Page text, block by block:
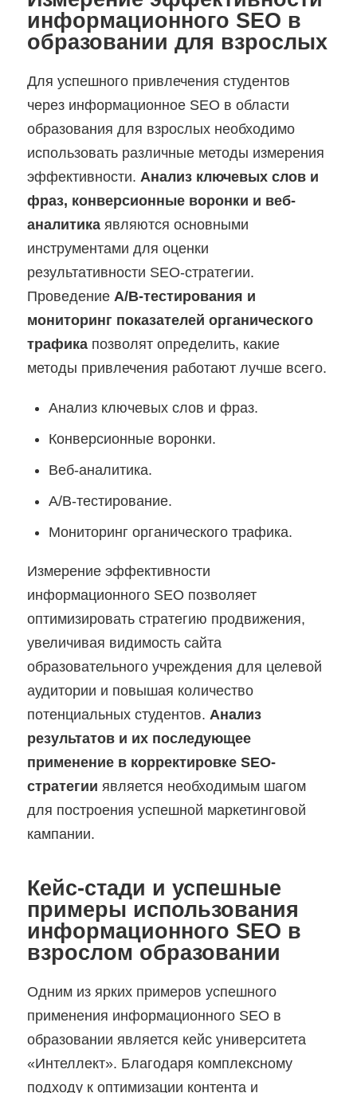
информационного SEO в
образовании для взрослых
Для успешного привлечения студентов
через информационное SEO в области
образования для взрослых необходимо
использовать различные методы измерения
эффективности. Анализ ключевых слов и
фраз, конверсионные воронки и веб-
аналитикаявляются основными
инструментами для оценки
результативности SEO-стратегии.
Проведение А/B-тестирования и
мониторинг показателей органического
трафикапозволят определить, какие
методы привлечения работают лучше всего.
Анализ ключевых слов и фраз.
Конверсионные воронки.
Веб-аналитика.
А/B-тестирование.
Мониторинг органического трафика.
Измерение эффективности
информационного SEO позволяет
оптимизировать стратегию продвижения,
увеличивая видимость сайта
образовательного учреждения для целевой
аудитории и повышая количество
потенциальных студентов. Анализ
результатов и их последующее
применение в корректировке SEO-
стратегии является необходимым шагом
для построения успешной маркетинговой
кампании.
Кейс-стади и успешные
примеры использования
информационного SEO в
взрослом образовании
Одним из ярких примеров успешного
применения информационного SEO в
образовании является кейс университета
«Интеллект». Благодаря комплексному
подходу к оптимизации контента и